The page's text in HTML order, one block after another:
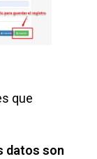
que
datos son